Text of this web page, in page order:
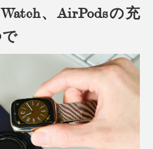
、AirPodsの充
で